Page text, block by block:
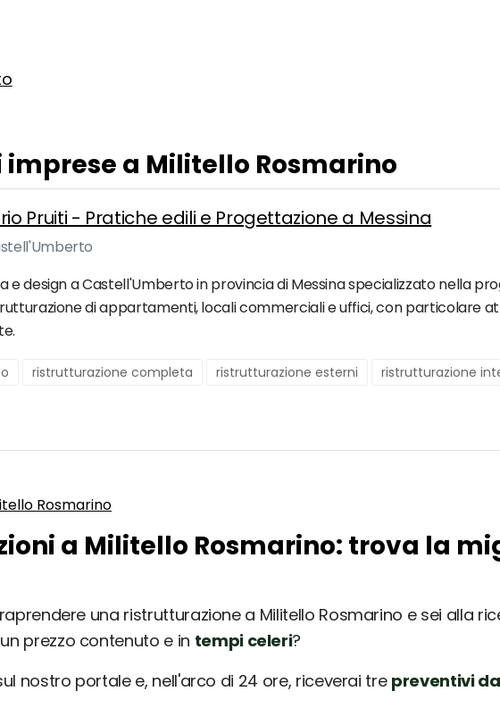
imprese a Militello Rosmarino
Pruiti - Pratiche edili e Progettazione a Messina
e design a Castell'Umberto in provincia di Messina specializzato nella
di appartamenti, locali commerciali e uffici, con particolare
ristrutturazione completa ristrutturazione esterni ristrutturazione
Rosmarino
a Militello Rosmarino: trova la
una ristrutturazione a Militello Rosmarino e sei alla
prezzo contenuto e in tempi celeri?
nostro portale e, nell'arco di 24 ore, riceverai tre preventivi